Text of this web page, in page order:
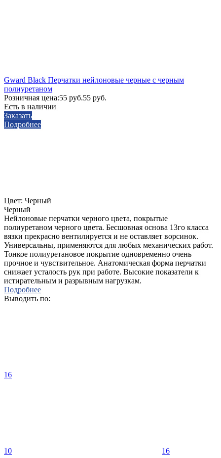
Gward Black Перчатки нейлоновые черные с черным
полиуретаном
Розничная цена:55 руб.55 руб.
Есть в наличии
Заказать
Подробнее
Цвет: Черный
Черный
Нейлоновые перчатки черного цвета, покрытые
полиуретаном черного цвета. Бесшовная основа 13го класса
вязки прекрасно вентилируется и не оставляет ворсинок.
Универсальны, применяются для любых механических работ.
Тонкое полиуретановое покрытие одновременно очень
прочное и чувствительное. Анатомическая форма перчатки
снижает усталость рук при работе. Высокие показатели к
истирательным и разрывным нагрузкам.
Подробнее
Выводить по:
16
10 16